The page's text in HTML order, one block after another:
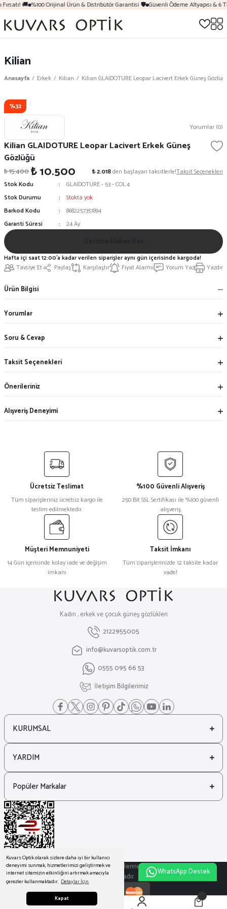
Kuvars Optik olarak sizlere daha iyi bir kullanıcı
deneyimi sunmak, hizmetlerimizi geliştirmek ve
internet sitemizin etkinliğini artırmak amacıyla
çerezler kullanmaktadır. Detaylar İçin
Kapat
🚚 %100 Orijinal Ürün & Distribütör Garantisi 🛡️ Güvenli Ödeme Altyapısı & 6
Kilian
Anasayfa Erkek Kilian Kilian GLAIDOTURE Leopar Lacivert Erkek Güneş
%32
Yorumlar (0)
Kilian GLAIDOTURE Leopar Lacivert Erkek Güneş
Gözlüğü
₺ 15.400₺ 10.500 ₺ 2.018den başlayan taksitlerle!Taksit Seçenekleri
Stok Kodu
GLAIDOTURE - 53 - COL.4
Stok Durumu
Stokta yok
Barkod Kodu
8682257351894
Garanti Süresi
24 Ay
Tavsiye Et Paylaş Karşılaştır Fiyat Alarmı Yorum Yaz Yazdır
Hafta içi saat 12:00'a kadar verilen siparişler aynı gün içerisinde kargoda!
Ürün Bilgisi
Yorumlar
Soru & Cevap
Taksit Seçenekleri
Önerileriniz
Alışveriş Deneyimi
Ücretsiz Teslimat
Tüm siparişleriniz ücretsiz kargo ile
teslim edilmektedir.
%100 Güvenli Alışveriş
250 Bit SSL Sertifikası ile %100 güvenli
alışveriş
Müşteri Memnuniyeti
14 Gün içerisinde kolay iade ve değişim
imkanı
Taksit İmkanı
Tüm siparişlerinizde 12 taksite kadar
vade!
Kadın , erkek ve çocuk güneş gözlükleri
2122955005
info@kuvarsoptik.com.tr
0555 095 66 53
İletişim Bilgilerimiz
KURUMSAL
YARDIM
Popüler Markalar
© Tüm Hakları Saklıdır. Kredi kartı bilgileriniz 256bit SSL sertifikası ile
korunmaktadır.
WhatsApp Destek